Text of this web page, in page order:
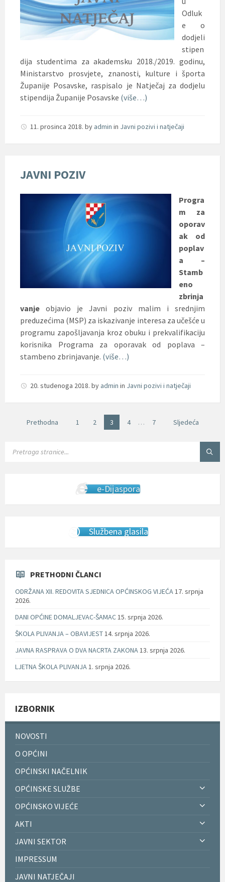
Odluk
e o
dodjeli
stipen
dija studentima za akademsku 2018./2019. godinu,
Ministarstvo prosvjete, znanosti, kulture i športa
Županije Posavske, raspisalo je Natječaj za dodjelu
stipendija Županije Posavske (više…)
11. prosinca 2018. by admin in Javni pozivi i natječaji
JAVNI POZIV
Progra
m za
oporav
ak od
poplav
a –
Stamb
eno
zbrinja
vanje objavio je Javni poziv malim i srednjim
preduzećima (MSP) za iskazivanje interesa za učešće u
programu zapošljavanja kroz obuku i prekvalifikaciju
korisnika Programa za oporavak od poplava –
stambeno zbrinjavanje. (više…)
20. studenoga 2018. by admin in Javni pozivi i natječaji
BrojeviPrethodna 1 2 3 4 … 7 Sljedeća
e-Dijaspora
Službena glasila
PRETHODNI ČLANCI
ODRŽANA XII. REDOVITA SJEDNICA OPĆINSKOG VIJEĆA17. srpnja
2026.
DANI OPĆINE DOMALJEVAC-ŠAMAC15. srpnja 2026.
ŠKOLA PLIVANJA – OBAVIJEST14. srpnja 2026.
JAVNA RASPRAVA O DVA NACRTA ZAKONA13. srpnja 2026.
LJETNA ŠKOLA PLIVANJA1. srpnja 2026.
IZBORNIK
NOVOSTI
O OPĆINI
OPĆINSKI NAČELNIK
OPĆINSKE SLUŽBE
OPĆINSKO VIJEĆE
AKTI
JAVNI SEKTOR
IMPRESSUM
JAVNI NATJEČAJI